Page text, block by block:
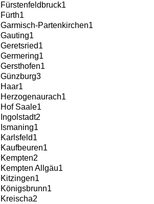
Fürstenfeldbruck1
Fürth1
Garmisch-Partenkirchen1
Gauting1
Geretsried1
Germering1
Gersthofen1
Günzburg3
Haar1
Herzogenaurach1
Hof Saale1
Ingolstadt2
Ismaning1
Karlsfeld1
Kaufbeuren1
Kempten2
Kempten Allgäu1
Kitzingen1
Königsbrunn1
Kreischa2